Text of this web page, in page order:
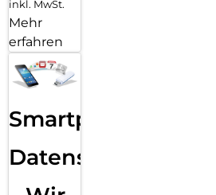
inkl. MwSt.
Mehr
erfahren
Smartphone
Datensicherung